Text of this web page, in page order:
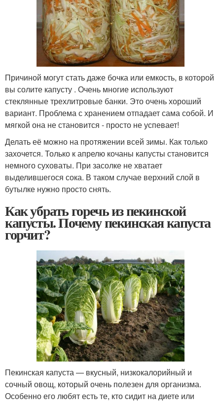
Причиной могут стать даже бочка или емкость, в которой
вы солите капусту . Очень многие используют
стеклянные трехлитровые банки. Это очень хороший
вариант. Проблема с хранением отпадает сама собой. И
мягкой она не становится - просто не успевает!
Делать её можно на протяжении всей зимы. Как только
захочется. Только к апрелю кочаны капусты становится
немного суховаты. При засолке не хватает
выделившегося сока. В таком случае верхний слой в
бутылке нужно просто снять.
Как убрать горечь из пекинской
капусты. Почему пекинская капуста
горчит?
Пекинская капуста — вкусный, низкокалорийный и
сочный овощ, который очень полезен для организма.
Особенно его любят есть те, кто сидит на диете или